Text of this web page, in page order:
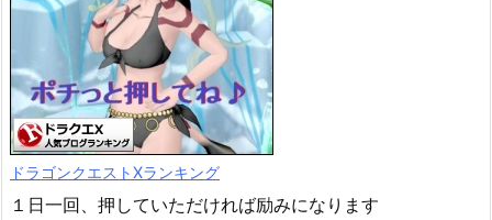
ドラゴンクエストXランキング
１日一回、押していただければ励みになります